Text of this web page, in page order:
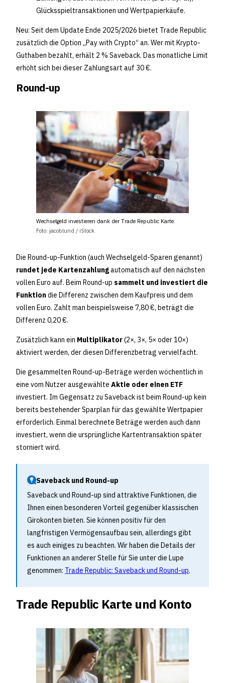
Glücksspieltransaktionen und Wertpapierkäufe.
Neu: Seit dem Update Ende 2025/2026 bietet Trade Republic
zusätzlich die Option „Pay with Crypto“ an. Wer mit Krypto-
Guthaben bezahlt, erhält 2 % Saveback. Das monatliche Limit
erhöht sich bei dieser Zahlungsart auf 30 €.
Round-up
Wechselgeld investieren dank der Trade Republic Karte.
Foto: jacoblund / iStock
Die Round-up-Funktion (auch Wechselgeld-Sparen genannt)
rundet jede Kartenzahlungautomatisch auf den nächsten
vollen Euro auf. Beim Round-up sammelt und investiert die
Funktiondie Differenz zwischen dem Kaufpreis und dem
vollen Euro. Zahlt man beispielsweise 7,80 €, beträgt die
Differenz 0,20 €.
Zusätzlich kann ein Multiplikator(2×, 3×, 5× oder 10×)
aktiviert werden, der diesen Differenzbetrag vervielfacht.
Die gesammelten Round-up-Beträge werden wöchentlich in
eine vom Nutzer ausgewählte Aktie oder einen ETF
investiert. Im Gegensatz zu Saveback ist beim Round-up kein
bereits bestehender Sparplan für das gewählte Wertpapier
erforderlich. Einmal berechnete Beträge werden auch dann
investiert, wenn die ursprüngliche Kartentransaktion später
storniert wird.
Saveback und Round-up
Saveback und Round-up sind attraktive Funktionen, die
Ihnen einen besonderen Vorteil gegenüber klassischen
Girokonten bieten. Sie können positiv für den
langfristigen Vermögensaufbau sein, allerdings gibt
es auch einiges zu beachten. Wir haben die Details der
Funktionen an anderer Stelle für Sie unter die Lupe
genommen: Trade Republic: Saveback und Round-up.
Trade Republic Karte und Konto